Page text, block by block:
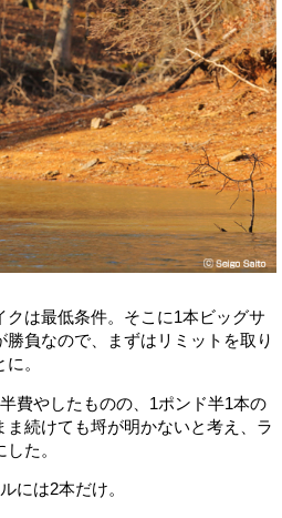
は最低条件。そこに1本ビッグサ
負なので、まずはリミットを取り
。
費やしたものの、1ポンド半1本の
続けても埒が明かないと考え、ラ
た。
には2本だけ。